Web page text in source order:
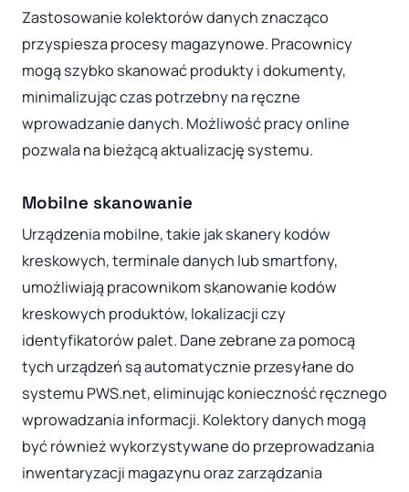
Zastosowanie kolektorów danych znacząco
przyspiesza procesy magazynowe. Pracownicy
mogą szybko skanować produkty i dokumenty,
minimalizując czas potrzebny na ręczne
wprowadzanie danych. Możliwość pracy online
pozwala na bieżącą aktualizację systemu.
Mobilne skanowanie
Urządzenia mobilne, takie jak skanery kodów
kreskowych, terminale danych lub smartfony,
umożliwiają pracownikom skanowanie kodów
kreskowych produktów, lokalizacji czy
identyfikatorów palet. Dane zebrane za pomocą
tych urządzeń są automatycznie przesyłane do
systemu PWS.net, eliminując konieczność ręcznego
wprowadzania informacji. Kolektory danych mogą
być również wykorzystywane do przeprowadzania
inwentaryzacji magazynu oraz zarządzania